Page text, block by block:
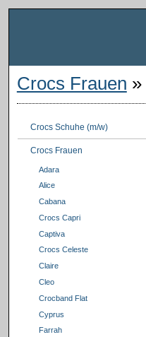
Crocs Frauen »
Crocs Schuhe (m/w)
Crocs Frauen
Adara
Alice
Cabana
Crocs Capri
Captiva
Crocs Celeste
Claire
Cleo
Crocband Flat
Cyprus
Farrah